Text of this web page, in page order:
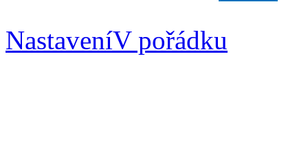
NastaveníV pořádku